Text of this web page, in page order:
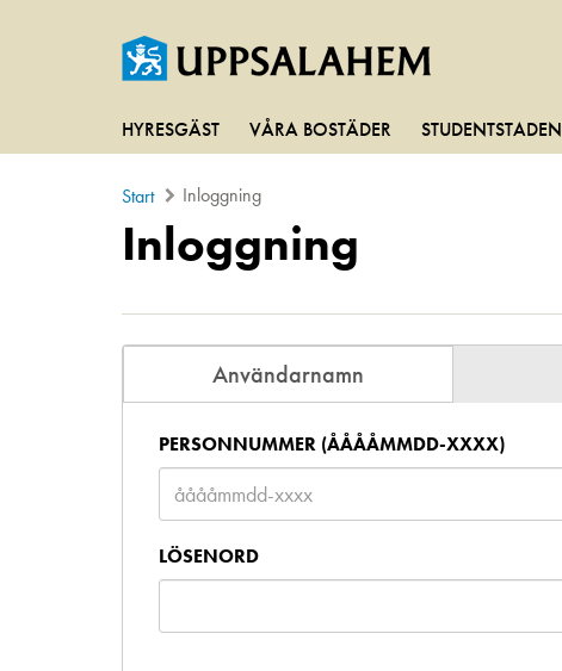
HYRESGÄST VÅRA BOSTÄDER STUDENTSTADEN
Start Inloggning
Inloggning
Användarnamn
PERSONNUMMER (ÅÅÅÅMMDD-XXXX)
LÖSENORD